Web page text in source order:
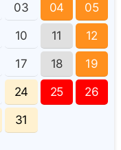
03 04 05
10 11 12
17 18 19
24 25 26
31